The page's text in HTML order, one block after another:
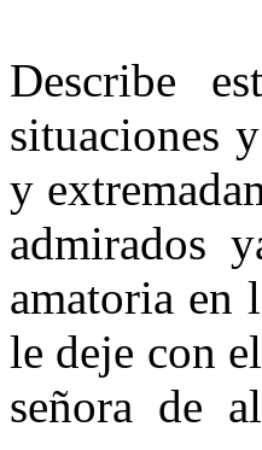
Describe
situaciones
y
admirados
amatoria en
le deje con
señora de